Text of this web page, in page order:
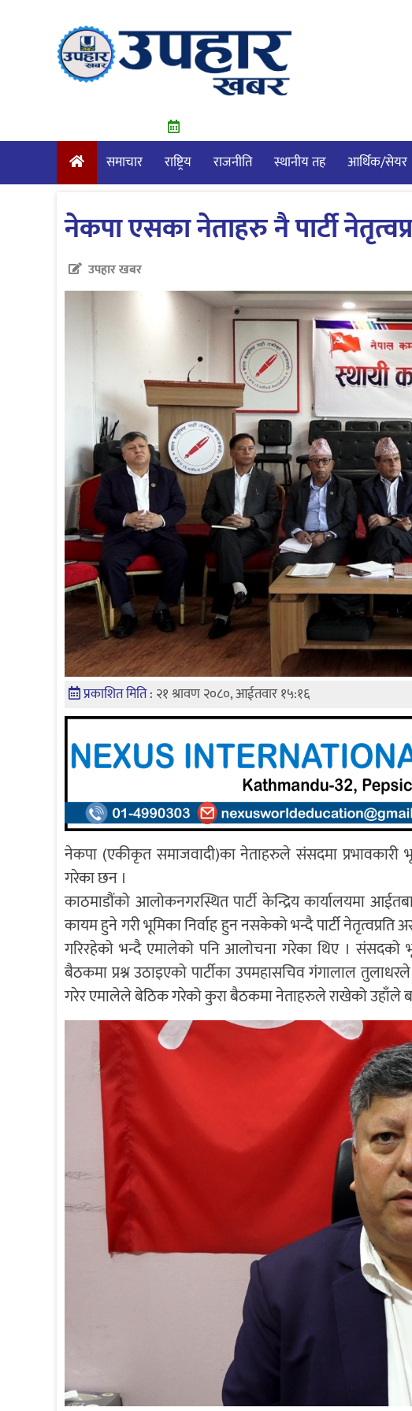
समाचार राष्ट्रिय राजनीति स्थानीय तह आर्थिक/सेयर
नेकपा एसका नेताहरु नै पार्टी
उपहार खबर
प्रकाशित मिति : २१ श्रावण २०८०, आईतवार १५:१६
नेकपा (एकीकृत समाजवादी)का नेताहरुले संसदमा प्रभावकारी
गरेका छन ।
काठमाडौंको आलोकनगरस्थित पार्टी केन्द्रिय कार्यालयमा
कायम हुने गरी भूमिका निर्वाह हुन नसकेको भन्दै पार्टी
गरिरहेको भन्दै एमालेको पनि आलोचना गरेका थिए । संसदको
बैठकमा प्रश्न उठाइएको पार्टीका उपमहासचिव गंगालाल
गरेर एमालेले बेठिक गरेको कुरा बैठकमा नेताहरुले राखेको उहाँले